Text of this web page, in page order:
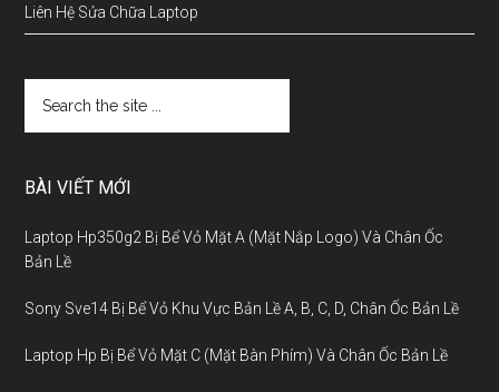
Liên Hệ Sửa Chữa Laptop
BÀI VIẾT MỚI
Laptop Hp350g2 Bị Bể Vỏ Mặt A (Mặt Nắp Logo) Và Chân Ốc
Bản Lề
Sony Sve14 Bị Bể Vỏ Khu Vực Bản Lề A, B, C, D, Chân Ốc Bản Lề
Laptop Hp Bị Bể Vỏ Mặt C (Mặt Bàn Phím) Và Chân Ốc Bản Lề